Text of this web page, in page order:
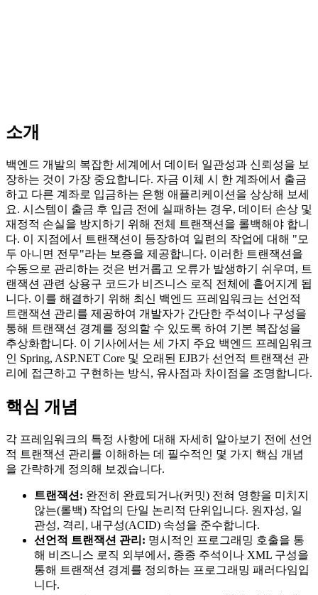
소개
백엔드 개발의 복잡한 세계에서 데이터 일관성과 신뢰성을 보
장하는 것이 가장 중요합니다. 자금 이체 시 한 계좌에서 출금
하고 다른 계좌로 입금하는 은행 애플리케이션을 상상해 보세
요. 시스템이 출금 후 입금 전에 실패하는 경우, 데이터 손상 및
재정적 손실을 방지하기 위해 전체 트랜잭션을 롤백해야 합니
다. 이 지점에서 트랜잭션이 등장하여 일련의 작업에 대해 "모
두 아니면 전무"라는 보증을 제공합니다. 이러한 트랜잭션을
수동으로 관리하는 것은 번거롭고 오류가 발생하기 쉬우며, 트
랜잭션 관련 상용구 코드가 비즈니스 로직 전체에 흩어지게 됩
니다. 이를 해결하기 위해 최신 백엔드 프레임워크는 선언적
트랜잭션 관리를 제공하여 개발자가 간단한 주석이나 구성을
통해 트랜잭션 경계를 정의할 수 있도록 하여 기본 복잡성을
추상화합니다. 이 기사에서는 세 가지 주요 백엔드 프레임워크
인 Spring, ASP.NET Core 및 오래된 EJB가 선언적 트랜잭션 관
리에 접근하고 구현하는 방식, 유사점과 차이점을 조명합니다.
핵심 개념
각 프레임워크의 특정 사항에 대해 자세히 알아보기 전에 선언
적 트랜잭션 관리를 이해하는 데 필수적인 몇 가지 핵심 개념
을 간략하게 정의해 보겠습니다.
트랜잭션: 완전히 완료되거나(커밋) 전혀 영향을 미치지
않는(롤백) 작업의 단일 논리적 단위입니다. 원자성, 일
관성, 격리, 내구성(ACID) 속성을 준수합니다.
선언적 트랜잭션 관리: 명시적인 프로그래밍 호출을 통
해 비즈니스 로직 외부에서, 종종 주석이나 XML 구성을
통해 트랜잭션 경계를 정의하는 프로그래밍 패러다임입
니다.